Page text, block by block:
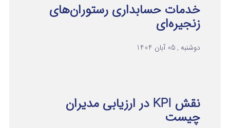
خدمات حسابداری رستوران‌های
زنجیره‌ای
دوشنبه , 05 آبان 1404
نقش KPI در ارزیابی مدیران
چیست